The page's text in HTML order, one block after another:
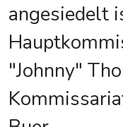
angesiedelt
"Johnny"